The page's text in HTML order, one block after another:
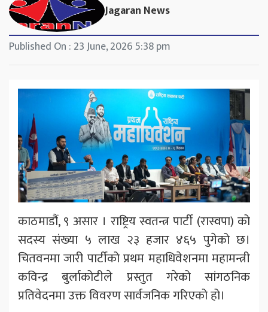
Jagaran News
Published On : 23 June, 2026 5:38 pm
काठमाडौं, ९ असार । राष्ट्रिय स्वतन्त्र पार्टी (रास्वपा) को
सदस्य संख्या ५ लाख २३ हजार ४६५ पुगेको छ।
चितवनमा जारी पार्टीको प्रथम महाधिवेशनमा महामन्त्री
कविन्द्र बुर्लाकोटीले प्रस्तुत गरेको सांगठनिक
प्रतिवेदनमा उक्त विवरण सार्वजनिक गरिएको हो।